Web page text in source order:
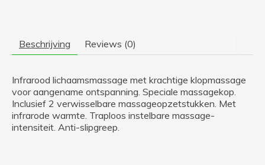
Beschrijving Reviews (0)
Infrarood lichaamsmassage met krachtige klopmassage
voor aangename ontspanning. Speciale massagekop.
Inclusief 2 verwisselbare massageopzetstukken. Met
infrarode warmte. Traploos instelbare massage-
intensiteit. Anti-slipgreep.